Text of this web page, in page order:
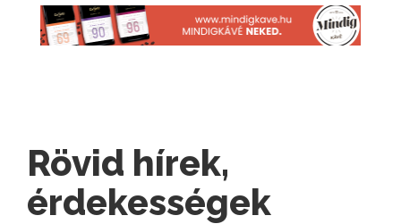
Rövid hírek,
érdekességek